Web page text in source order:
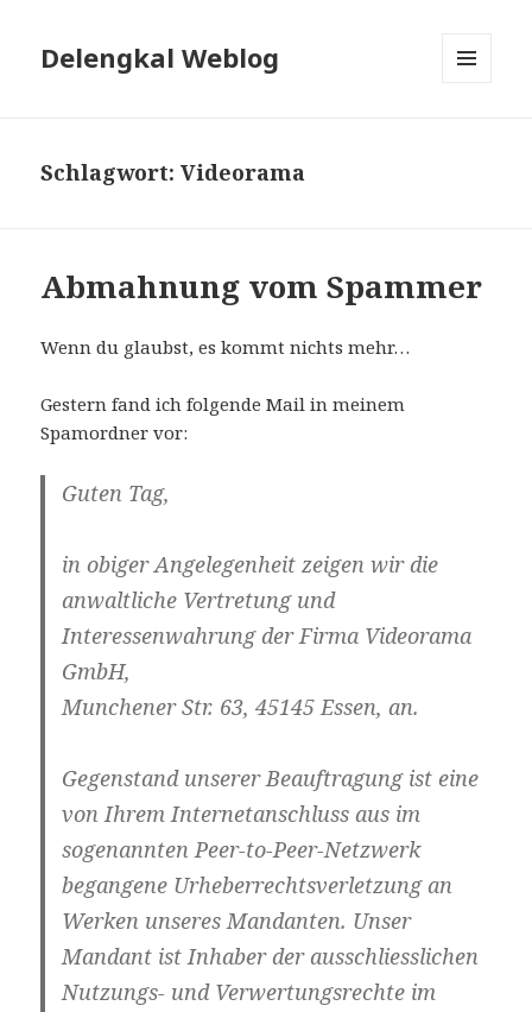
Delengkal Weblog
Schlagwort:Videorama
Abmahnung vom Spammer
Wenn du glaubst, es kommt nichts mehr…
Gestern fand ich folgende Mail in meinem
Spamordner vor:
Guten Tag,
in obiger Angelegenheit zeigen wir die
anwaltliche Vertretung und
Interessenwahrung der Firma Videorama
GmbH,
Munchener Str. 63, 45145 Essen, an.
Gegenstand unserer Beauftragung ist eine
von Ihrem Internetanschluss aus im
sogenannten Peer-to-Peer-Netzwerk
begangene Urheberrechtsverletzung an
Werken unseres Mandanten. Unser
Mandant ist Inhaber der ausschliesslichen
Nutzungs- und Verwertungsrechte im